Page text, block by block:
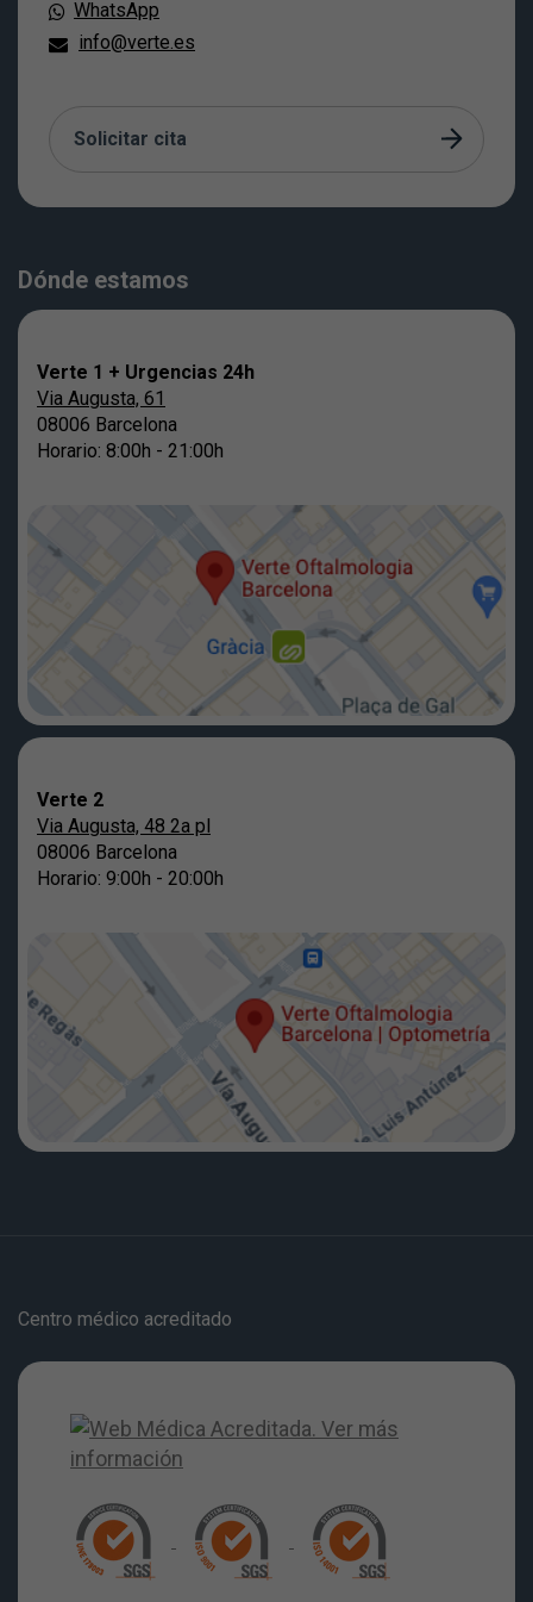
WhatsApp
info@verte.es
Solicitar cita
Dónde estamos
Verte 1 + Urgencias 24h
Via Augusta, 61
08006 Barcelona
Horario: 8:00h - 21:00h
Verte 2
Via Augusta, 48 2a pl
08006 Barcelona
Horario: 9:00h - 20:00h
Centro médico acreditado